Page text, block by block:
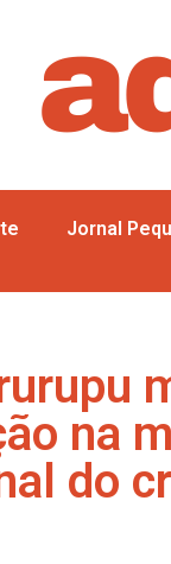
Jornal
na
do